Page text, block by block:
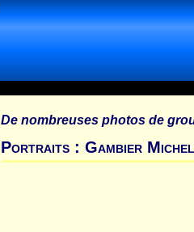
De nombreuses photos de
Portraits : Gambier